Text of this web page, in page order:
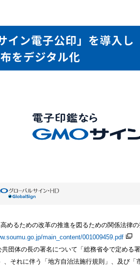
めるための改革の推進を図るための関係法律
main_content/001009459.pdf
団体の長の署名について「総務省令で定める署
それに伴う「地方自治法施行規則」、及び「